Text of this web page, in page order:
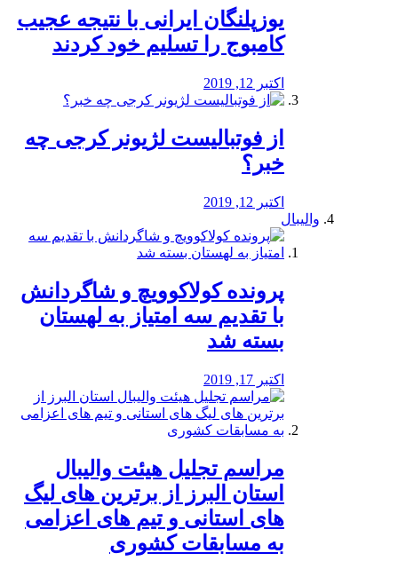
یوزپلنگان ایرانی با نتیجه عجیب
کامبوج را تسلیم خود کردند
اکتبر 12, 2019
از فوتبالیست لژیونر کرجی چه
خبر؟
اکتبر 12, 2019
والیبال
پرونده کولاکوویچ و شاگردانش
با تقدیم سه امتیاز به لهستان
بسته شد
اکتبر 17, 2019
مراسم تجلیل هیئت والیبال
استان البرز از برترین های لیگ
های استانی و تیم های اعزامی
به مسابقات کشوری